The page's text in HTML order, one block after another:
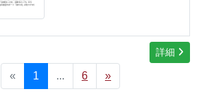
詳細
« 1 ... 6 »